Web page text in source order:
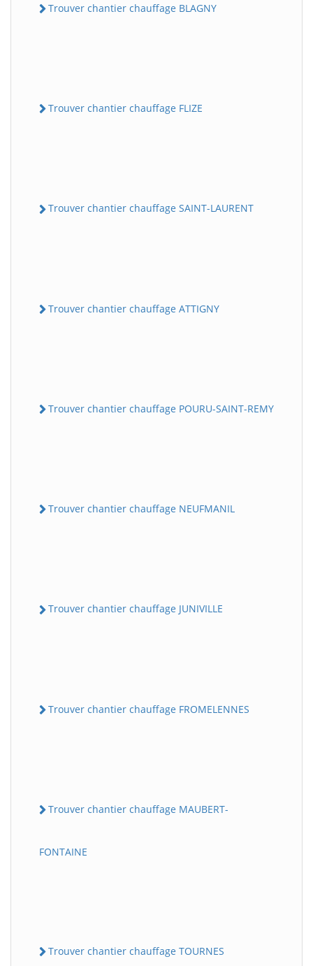
Trouver chantier chauffage BLAGNY
Trouver chantier chauffage FLIZE
Trouver chantier chauffage SAINT-LAURENT
Trouver chantier chauffage ATTIGNY
Trouver chantier chauffage POURU-SAINT-REMY
Trouver chantier chauffage NEUFMANIL
Trouver chantier chauffage JUNIVILLE
Trouver chantier chauffage FROMELENNES
Trouver chantier chauffage MAUBERT-
FONTAINE
Trouver chantier chauffage TOURNES